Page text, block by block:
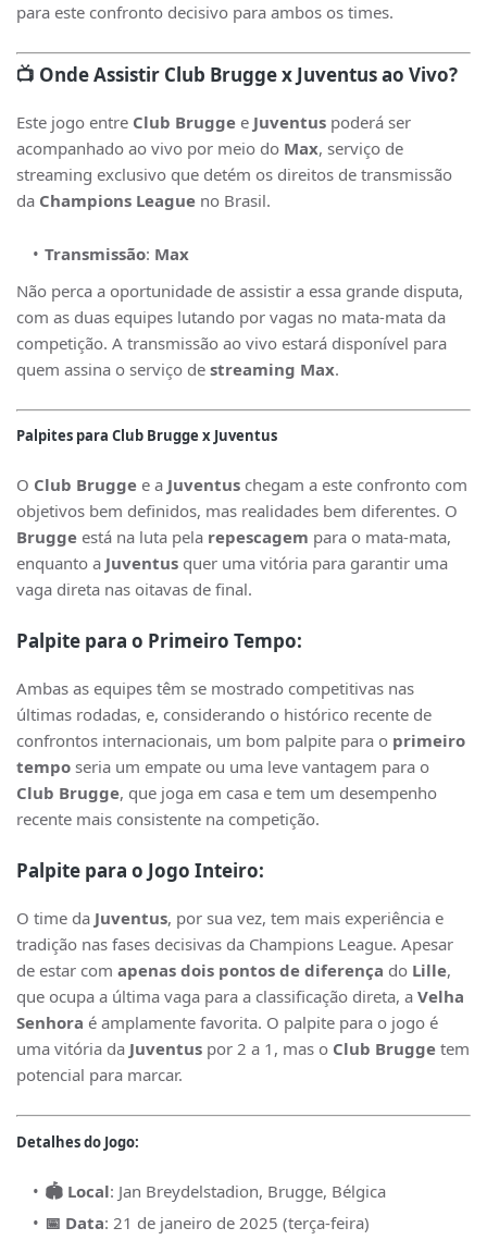
para este confronto decisivo para ambos os times.
📺 Onde Assistir Club Brugge x Juventus ao Vivo?
Este jogo entre Club Brugge e Juventus poderá ser
acompanhado ao vivo por meio do Max, serviço de
streaming exclusivo que detém os direitos de transmissão
da Champions League no Brasil.
Transmissão: Max
Não perca a oportunidade de assistir a essa grande disputa,
com as duas equipes lutando por vagas no mata-mata da
competição. A transmissão ao vivo estará disponível para
quem assina o serviço de streaming Max.
Palpites para Club Brugge x Juventus
O Club Brugge e a Juventus chegam a este confronto com
objetivos bem definidos, mas realidades bem diferentes. O
Brugge está na luta pela repescagem para o mata-mata,
enquanto a Juventus quer uma vitória para garantir uma
vaga direta nas oitavas de final.
Palpite para o Primeiro Tempo:
Ambas as equipes têm se mostrado competitivas nas
últimas rodadas, e, considerando o histórico recente de
confrontos internacionais, um bom palpite para o primeiro
tempo seria um empate ou uma leve vantagem para o
Club Brugge, que joga em casa e tem um desempenho
recente mais consistente na competição.
Palpite para o Jogo Inteiro:
O time da Juventus, por sua vez, tem mais experiência e
tradição nas fases decisivas da Champions League. Apesar
de estar com apenas dois pontos de diferença do Lille,
que ocupa a última vaga para a classificação direta, a Velha
Senhora é amplamente favorita. O palpite para o jogo é
uma vitória da Juventus por 2 a 1, mas o Club Brugge tem
potencial para marcar.
Detalhes do Jogo:
🏟️ Local: Jan Breydelstadion, Brugge, Bélgica
📅 Data: 21 de janeiro de 2025 (terça-feira)